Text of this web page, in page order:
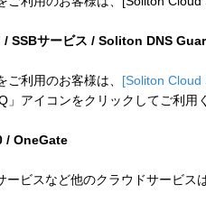
SSBサービス / Soliton DNS
利用のお客様は、 [Soliton Cloud
アイコンをクリックしてご利用
/ OneGate
ビスなど他のクラウドサービスは